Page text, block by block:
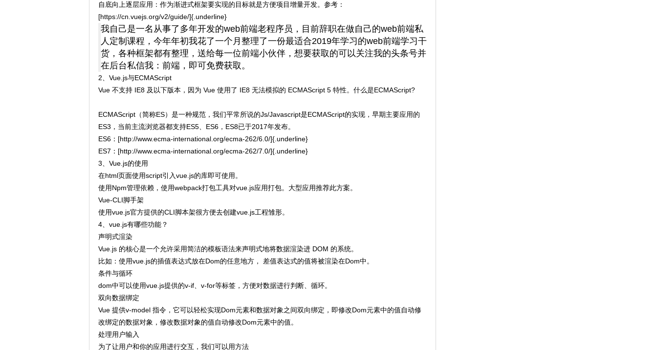
自底向上逐层应用：作为渐进式框架要实现的目标就是方便项目增量开发。参考：
[https://cn.vuejs.org/v2/guide/]{.underline}
我自己是一名从事了多年开发的web前端老程序员，目前辞职在做自己的web前端私
人定制课程，今年年初我花了一个月整理了一份最适合2019年学习的web前端学习干
货，各种框架都有整理，送给每一位前端小伙伴，想要获取的可以关注我的头条号并
在后台私信我：前端，即可免费获取。
2、Vue.js与ECMAScript
Vue 不支持 IE8 及以下版本，因为 Vue 使用了 IE8 无法模拟的 ECMAScript 5 特性。什么是ECMAScript?
ECMAScript（简称ES）是一种规范，我们平常所说的Js/Javascript是ECMAScript的实现，早期主要应用的
ES3，当前主流浏览器都支持ES5、ES6，ES8已于2017年发布。
ES6：[http://www.ecma-international.org/ecma-262/6.0/]{.underline}
ES7：[http://www.ecma-international.org/ecma-262/7.0/]{.underline}
3、Vue.js的使用
在html页面使用script引入vue.js的库即可使用。
使用Npm管理依赖，使用webpack打包工具对vue.js应用打包。大型应用推荐此方案。
Vue-CLI脚手架
使用vue.js官方提供的CLI脚本架很方便去创建vue.js工程雏形。
4、vue.js有哪些功能？
声明式渲染
​Vue.js 的核心是一个允许采用简洁的模板语法来声明式地将数据渲染进 DOM 的系统。
​比如：使用vue.js的插值表达式放在Dom的任意地方， 差值表达式的值将被渲染在Dom中。
条件与循环
​dom中可以使用vue.js提供的v-if、v-for等标签，方便对数据进行判断、循环。
双向数据绑定
​Vue 提供v-model 指令，它可以轻松实现Dom元素和数据对象之间双向绑定，即修改Dom元素中的值自动修
改绑定的数据对象，修改数据对象的值自动修改Dom元素中的值。
处理用户输入
​为了让用户和你的应用进行交互，我们可以用方法